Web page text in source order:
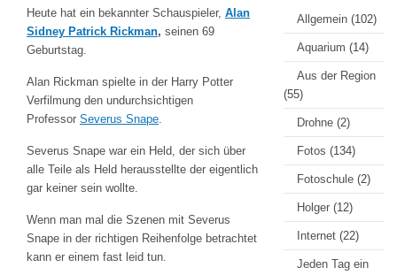
Geburtstag
eines
Heute hat ein bekannter Schauspieler, Alan
Sidney Patrick Rickman, seinen 69
Geburtstag.
Alan Rickman spielte in der Harry Potter
Verfilmung den undurchsichtigen
Professor Severus Snape.
Severus Snape war ein Held, der sich über
alle Teile als Held herausstellte der eigentlich
gar keiner sein wollte.
Wenn man mal die Szenen mit Severus
Snape in der richtigen Reihenfolge betrachtet
kann er einem fast leid tun.
Allgemein (102)
Aquarium (14)
Aus der Region
(55)
Drohne (2)
Fotos (134)
Fotoschule (2)
Holger (12)
Internet (22)
Jeden Tag ein